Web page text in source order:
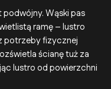
Wąski pas
ramę – lustro
potrzeby fizycznej
ścianę tuż za
lustro od powierzchni